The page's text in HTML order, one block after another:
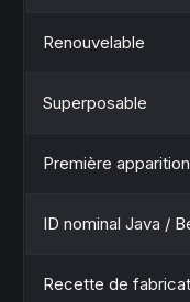
Renouvelable
Superposable
Première apparition
ID nominal Java /
Recette de